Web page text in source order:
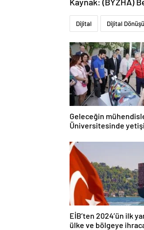
Dijital Dijital
Geleceğin
Üniversitesinde
EİB’ten 2024’ün ilk
ülke ve bölgeye